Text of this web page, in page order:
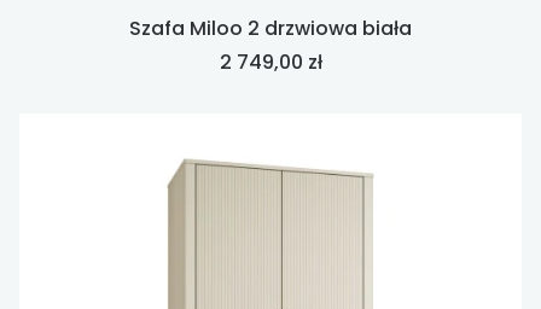
Szafa Miloo 2 drzwiowa biała
Cena
2 749,00 zł